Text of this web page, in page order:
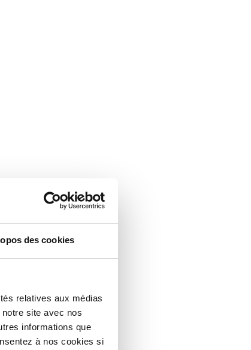
des cookies
relatives aux médias
site avec nos
informations que
à nos cookies si